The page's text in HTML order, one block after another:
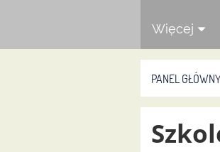
Więcej
PANEL GŁÓWNY